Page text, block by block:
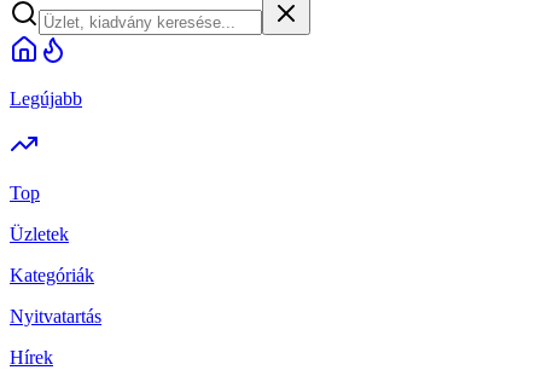
Legújabb
Top
Üzletek
Kategóriák
Nyitvatartás
Hírek